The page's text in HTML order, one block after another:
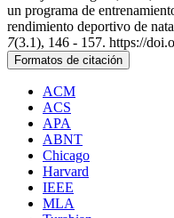
un programa de
rendimiento deportivo de
7(3.1), 146 - 157. https://
Formatos de citación
ACM
ACS
APA
ABNT
Chicago
Harvard
IEEE
MLA